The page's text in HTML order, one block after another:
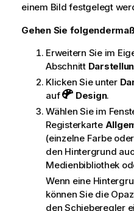
einem Bild festgelegt
Gehen Sie
Erweitern Sie im
Abschnitt
Klicken Sie unter
auf
Design.
Wählen Sie im
Registerkarte
(einzelne Farbe
den Hintergrund
Medienbibliothek
Wenn eine
können Sie die
den Schieberegler